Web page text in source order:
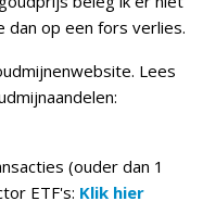
op een fors verlies.
Lees
(ouder dan 1
ETF's: Klik hier